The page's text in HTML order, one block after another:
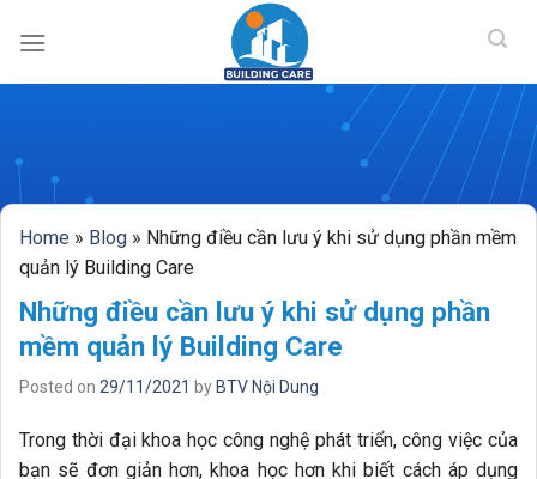
BUILDING
Home » Blog » Những điều cần lưu ý khi sử dụng phần mềm
quản lý Building Care
Những điều cần lưu ý khi sử dụng phần
mềm quản lý Building Care
Posted on 29/11/2021 by BTV Nội Dung
Trong thời đại khoa học công nghệ phát triển, công việc của
bạn sẽ đơn giản hơn, khoa học hơn khi biết cách áp dụng